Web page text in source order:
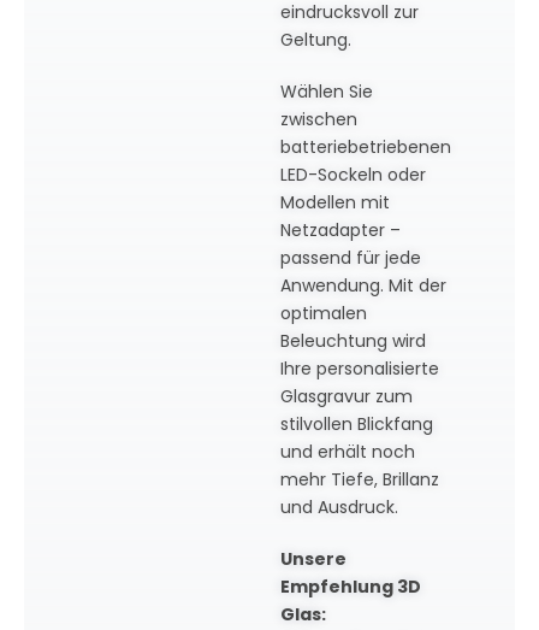
eindrucksvoll zur
Geltung.
Wählen Sie
zwischen
batteriebetriebenen
LED-Sockeln oder
Modellen mit
Netzadapter –
passend für jede
Anwendung. Mit der
optimalen
Beleuchtung wird
Ihre personalisierte
Glasgravur zum
stilvollen Blickfang
und erhält noch
mehr Tiefe, Brillanz
und Ausdruck.
Unsere
Empfehlung 3D
Glas: